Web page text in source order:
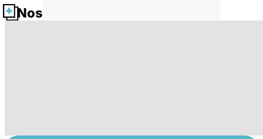
Nos fiches santé